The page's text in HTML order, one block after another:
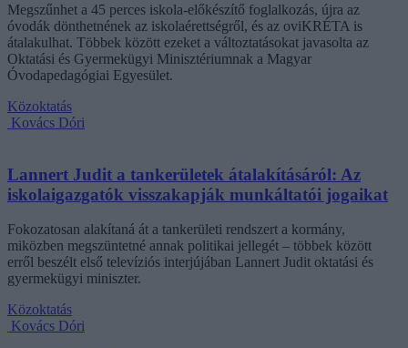
Megszűnhet a 45 perces iskola-előkészítő foglalkozás, újra az
óvodák dönthetnének az iskolaérettségről, és az oviKRÉTA is
átalakulhat. Többek között ezeket a változtatásokat javasolta az
Oktatási és Gyermekügyi Minisztériumnak a Magyar
Óvodapedagógiai Egyesület.
Közoktatás
Kovács Dóri
Lannert Judit a tankerületek átalakításáról: Az
iskolaigazgatók visszakapják munkáltatói jogaikat
Fokozatosan alakítaná át a tankerületi rendszert a kormány,
miközben megszüntetné annak politikai jellegét – többek között
erről beszélt első televíziós interjújában Lannert Judit oktatási és
gyermekügyi miniszter.
Közoktatás
Kovács Dóri